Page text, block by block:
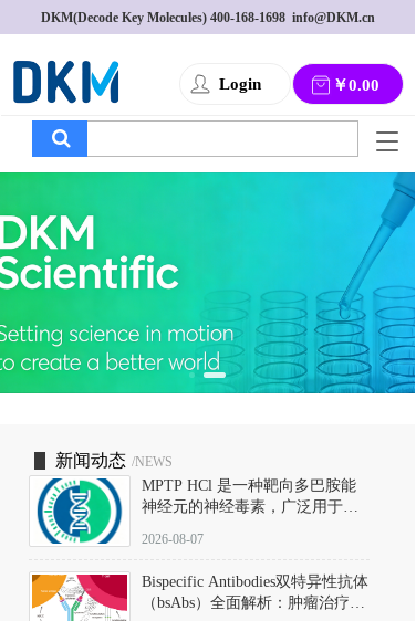
DKM(Decode Key Molecules) 400-168-1698
  info@DKM.cn
Login ￥0.00
T
g
g
l
a
v
i
g
a
新闻动态 /NEWS
MPTP HCl 是一种靶向多巴胺能
神经元的神经毒素，广泛用于构
以盐酸盐形式存在，可触发线粒
体介导的神经元凋亡。其经典应
用即为选择性损毁中脑黑质致密
部多巴胺能神经元，从而可靠模
2026-08-07
Bispecific Antibodies双特异性抗体
（bsAbs）全面解析：肿瘤治疗的